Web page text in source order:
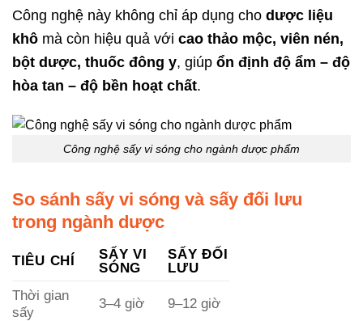
Công nghệ này không chỉ áp dụng cho dược liệu
khô mà còn hiệu quả với cao thảo mộc, viên nén,
bột dược, thuốc đông y, giúp ổn định độ ẩm – độ
hòa tan – độ bền hoạt chất.
Công nghệ sấy vi sóng cho ngành dược phẩm
So sánh sấy vi sóng và sấy đối lưu
trong ngành dược
TIÊU CHÍ
SẤY VI
SÓNG
SẤY ĐỐI
LƯU
Thời gian
sấy
3–4 giờ 9–12 giờ